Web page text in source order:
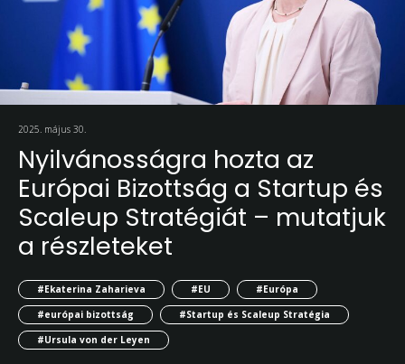
2025. május 30.
Nyilvánosságra hozta az
Európai Bizottság a Startup és
Scaleup Stratégiát – mutatjuk
a részleteket
#Ekaterina Zaharieva #EU
#Európa
#európai bizottság
#Startup és Scaleup Stratégia
#Ursula von der Leyen